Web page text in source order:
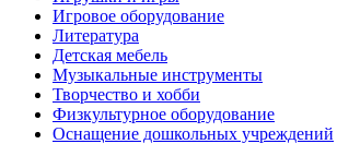
Игровое оборудование
Литература
Детская мебель
Музыкальные инструменты
Творчество и хобби
Физкультурное оборудование
Оснащение дошкольных учреждений